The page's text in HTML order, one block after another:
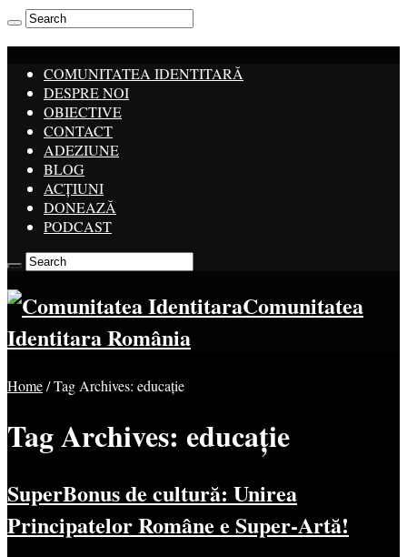
COMUNITATEA IDENTITARĂ
DESPRE NOI
OBIECTIVE
CONTACT
ADEZIUNE
BLOG
ACȚIUNI
DONEAZĂ
PODCAST
Comunitatea
Identitara România
Home/Tag Archives: educație
Tag Archives: educație
SuperBonus de cultură: Unirea
Principatelor Române e Super-Artă!